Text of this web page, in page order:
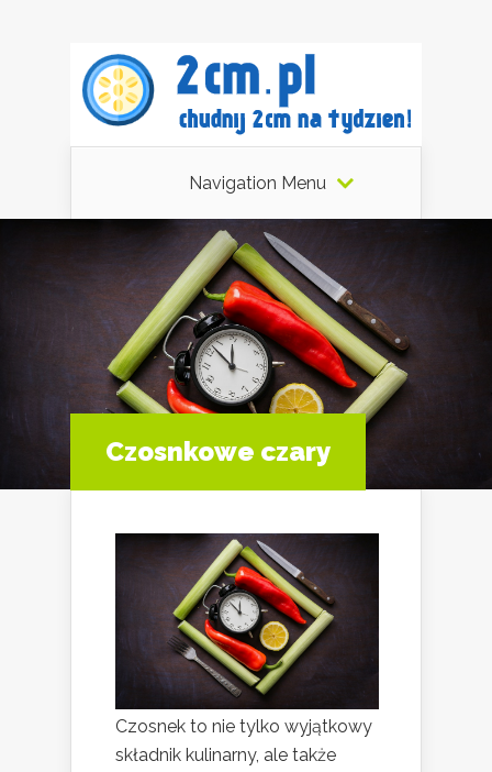
Navigation Menu
Czosnkowe czary
Czosnek to nie tylko wyjątkowy
składnik kulinarny, ale także